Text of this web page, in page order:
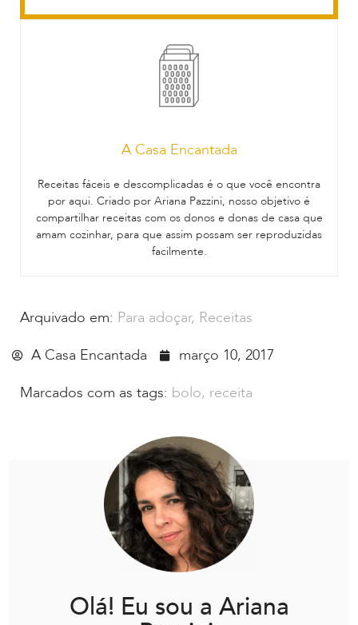
A Casa Encantada
Receitas fáceis e descomplicadas é o que você encontra
por aqui. Criado por Ariana Pazzini, nosso objetivo é
compartilhar receitas com os donos e donas de casa que
amam cozinhar, para que assim possam ser reproduzidas
facilmente.
Arquivado em: Para adoçar, Receitas
A Casa Encantada
março 10, 2017
Marcados com as tags: bolo, receita
Olá! Eu sou a Ariana